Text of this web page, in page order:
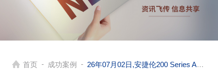
首页 - 成功案例 - 26年07月02日,安捷伦200 Series AA单火焰原子吸收光谱仪,在广东适合对水产品中含量较高的金属元素进行精准筛查和定量分析